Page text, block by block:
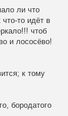
ли что
то идёт в
чтоб
и лососёво!
к тому
бородатого